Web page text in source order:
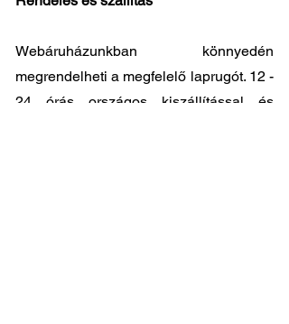
Webáruházunkban könnyedén
megrendelheti a megfelelő laprugót. 12 -
24 órás országos kiszállítással és